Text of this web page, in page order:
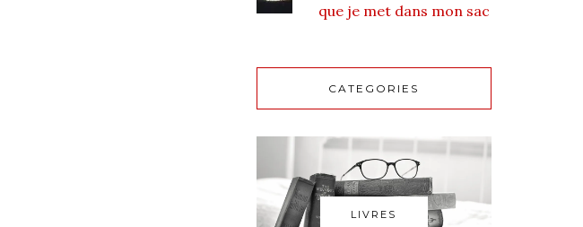
que je met dans mon sac
CATEGORIES
LIVRES